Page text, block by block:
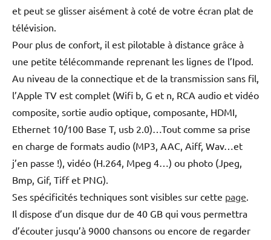
et peut se glisser aisément à coté de votre écran plat de
télévision.
Pour plus de confort, il est pilotable à distance grâce à
une petite télécommande reprenant les lignes de l’Ipod.
Au niveau de la connectique et de la transmission sans fil,
l’Apple TV est complet (Wifi b, G et n, RCA audio et vidéo
composite, sortie audio optique, composante, HDMI,
Ethernet 10/100 Base T, usb 2.0)…Tout comme sa prise
en charge de formats audio (MP3, AAC, Aiff, Wav…et
j’en passe !), vidéo (H.264, Mpeg 4…) ou photo (Jpeg,
Bmp, Gif, Tiff et PNG).
Ses spécificités techniques sont visibles sur cette page
Il dispose d’un disque dur de 40 GB qui vous permettra
d’écouter jusqu’à 9000 chansons ou encore de regarder